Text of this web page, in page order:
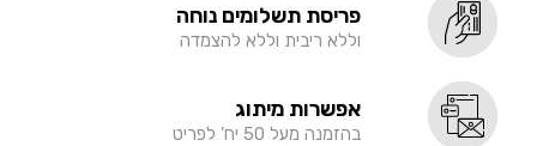
פריסת תשלומים נוחה
וללא ריבית וללא להצמדה
אפשרות מיתוג
בהזמנה מעל 50 יח' לפריט